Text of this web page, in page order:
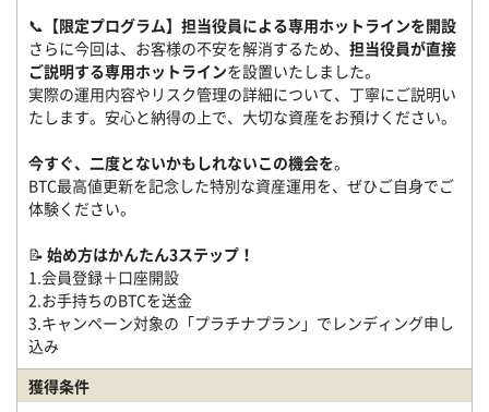
📞 【限定プログラム】担当役員による専用ホットラインを開設
さらに今回は、お客様の不安を解消するため、 担当役員が直接
ご説明する専用ホットラインを設置いたしました。
実際の運用内容やリスク管理の詳細について、丁寧にご説明い
たします。安心と納得の上で、大切な資産をお預けください。
今すぐ、二度とないかもしれないこの機会を。
BTC最高値更新を記念した特別な資産運用を、ぜひご自身でご
体験ください。
📝 始め方はかんたん3ステップ！
1.会員登録＋口座開設
2.お手持ちのBTCを送金
3.キャンペーン対象の「プラチナプラン」でレンディング申し
込み
獲得条件